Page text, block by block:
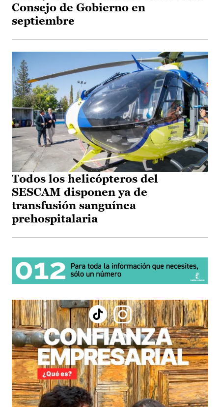
Consejo de Gobierno en
septiembre
Todos los helicópteros del
SESCAM disponen ya de
transfusión sanguínea
prehospitalaria